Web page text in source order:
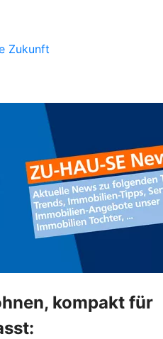
Zukunft
kompakt für